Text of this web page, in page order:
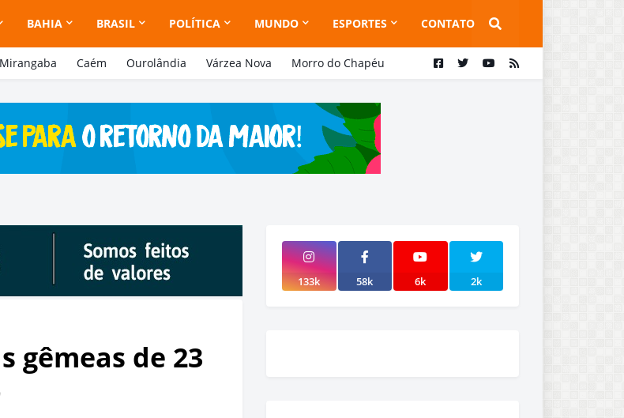
BAHIA BRASIL POLÍTICA MUNDO ESPORTES CONTATO
Mirangaba Caém Ourolândia Várzea Nova Morro do Chapéu
gêmeas de 23
133k 58k 6k 2k